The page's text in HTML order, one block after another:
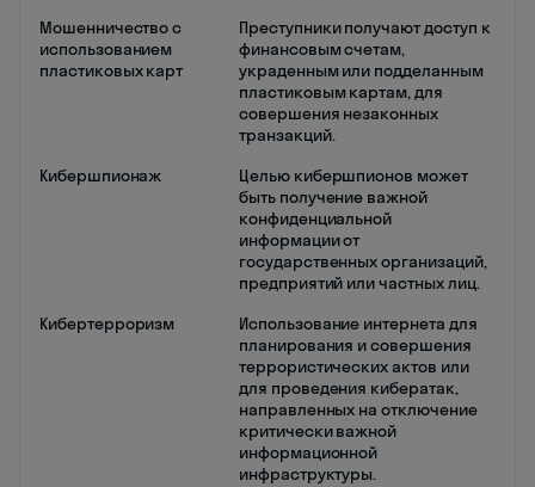
Мошенничество с
использованием
пластиковых карт
Преступники получают доступ к
финансовым счетам,
украденным или подделанным
пластиковым картам, для
совершения незаконных
транзакций.
Кибершпионаж
Целью кибершпионов может
быть получение важной
конфиденциальной
информации от
государственных организаций,
предприятий или частных лиц.
Кибертерроризм
Использование интернета для
планирования и совершения
террористических актов или
для проведения кибератак,
направленных на отключение
критически важной
информационной
инфраструктуры.